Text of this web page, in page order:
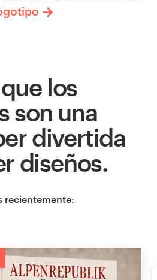
los
son una
divertida
diseños.
recientemente: